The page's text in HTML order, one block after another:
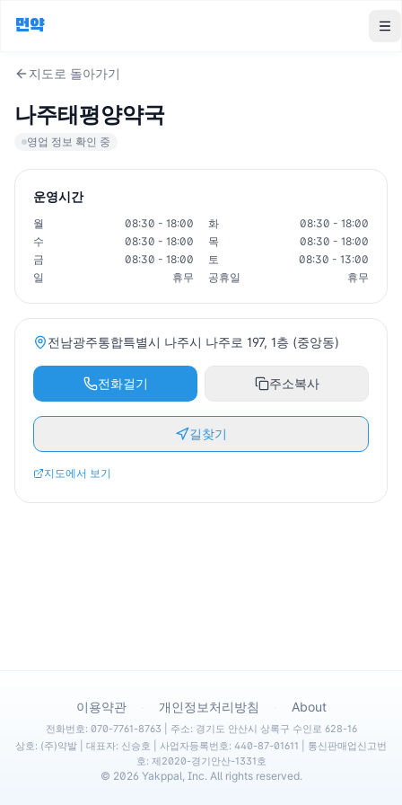
먼약
지도로 돌아가기
나주태평양약국
영업 정보 확인 중
운영시간
월 08:30 - 18:00 화
08:30 - 18:00
수
08:30 - 18:00 목
08:30 - 18:00
금
08:30 - 18:00 토
08:30 - 13:00
일
휴무 공휴일 휴무
전남광주통합특별시 나주시 나주로 197, 1층 (중앙동)
전화걸기 주소복사
길찾기
지도에서 보기
이용약관 개인정보처리방침 About
전화번호: 070-7761-8763 | 주소: 경기도 안산시 상록구 수인로 628-16
상호: (주)약발 | 대표자: 신승호 | 사업자등록번호: 440-87-01611 | 통신판매업신고번
호: 제2020-경기안산-1331호
© 2026 Yakppal, Inc. All rights reserved.